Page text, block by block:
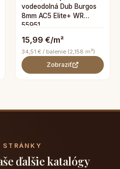
vodeodolná Dub Burgos
8mm AC5 Elite+ WR
55951
15,99 €/m²
34,51 € / balenie (2,158 m²)
Zobraziť
STRÁNKY
ďalšie katalógy